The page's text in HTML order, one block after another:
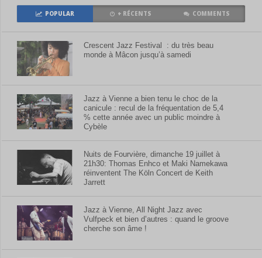
POPULAR + RÉCENTS COMMENTS
Crescent Jazz Festival : du très beau
monde à Mâcon jusqu’à samedi
Jazz à Vienne a bien tenu le choc de la
canicule : recul de la fréquentation de 5,4
% cette année avec un public moindre à
Cybèle
Nuits de Fourvière, dimanche 19 juillet à
21h30: Thomas Enhco et Maki Namekawa
réinventent The Köln Concert de Keith
Jarrett
Jazz à Vienne, All Night Jazz avec
Vulfpeck et bien d’autres : quand le groove
cherche son âme !